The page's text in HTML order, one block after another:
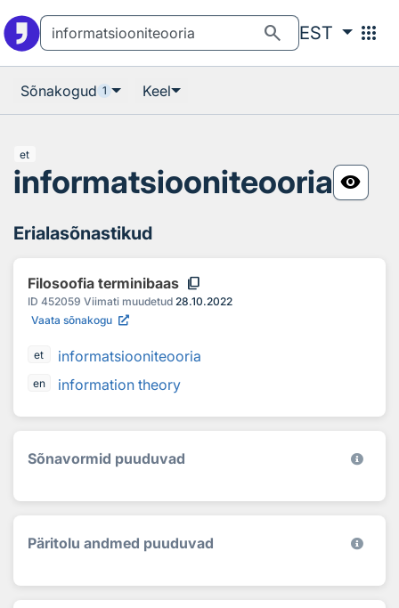
search EST apps
Sõnakogud 1 Keel
et
informatsiooniteooria visibility
Erialasõnastikud
Filosoofia terminibaas content_copy
ID 452059 Viimati muudetud 28.10.2022
Vaata sõnakogu
et informatsiooniteooria
en information theory
Sõnavormid puuduvad
Päritolu andmed puuduvad